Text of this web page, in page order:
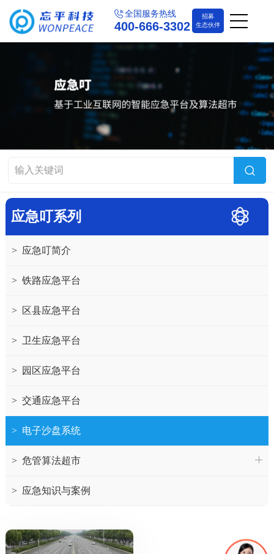
全国服务热线
400-666-3302
招募
生态伙伴
应急叮系列
> 应急叮简介
> 铁路应急平台
> 区县应急平台
> 卫生应急平台
> 园区应急平台
> 交通应急平台
> 电子沙盘系统
> 危管算法超市
> 应急知识与案例